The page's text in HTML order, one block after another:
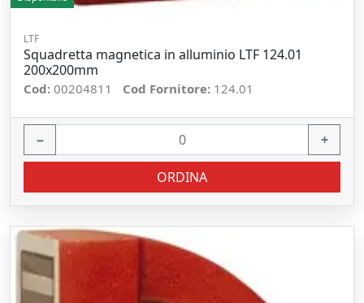
LTF
Squadretta magnetica in alluminio LTF 124.01
200x200mm
Cod: 00204811 Cod Fornitore: 124.01
− +
ORDINA